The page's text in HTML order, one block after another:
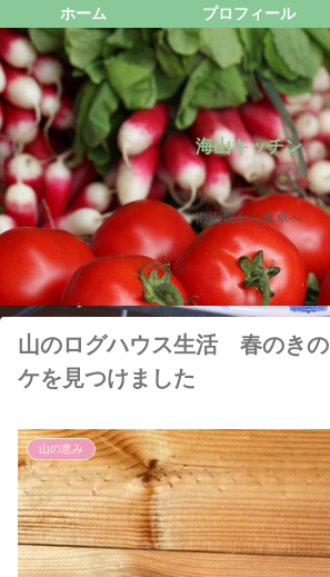
海山キッチン
海山畑から食卓へ
ホーム プロフィール
山のログハウス生活 春のきの
ケを見つけました
山の恵み